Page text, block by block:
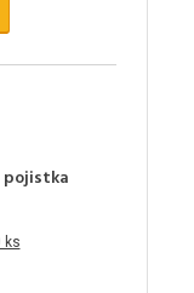
pojistka
ks